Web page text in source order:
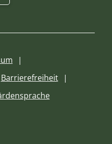
Barrierefreiheit